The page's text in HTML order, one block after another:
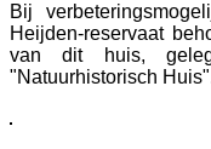
Bij
Heijden-reservaat
van dit huis,
"Natuurhistorisch